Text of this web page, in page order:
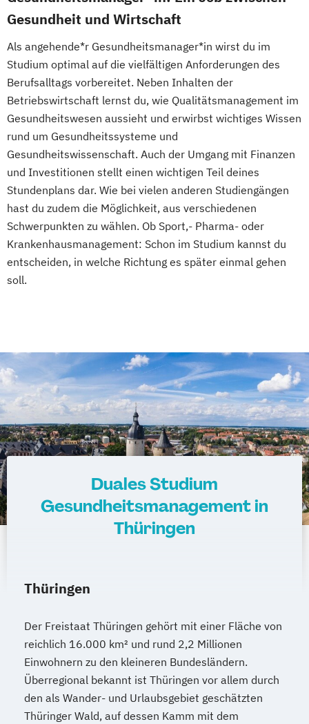
Gesundheit und Wirtschaft
Als angehende*r Gesundheitsmanager*in wirst du im
Studium optimal auf die vielfältigen Anforderungen des
Berufsalltags vorbereitet. Neben Inhalten der
Betriebswirtschaft lernst du, wie Qualitätsmanagement im
Gesundheitswesen aussieht und erwirbst wichtiges Wissen
rund um Gesundheitssysteme und
Gesundheitswissenschaft. Auch der Umgang mit Finanzen
und Investitionen stellt einen wichtigen Teil deines
Stundenplans dar. Wie bei vielen anderen Studiengängen
hast du zudem die Möglichkeit, aus verschiedenen
Schwerpunkten zu wählen. Ob Sport,- Pharma- oder
Krankenhausmanagement: Schon im Studium kannst du
entscheiden, in welche Richtung es später einmal gehen
soll.
Duales Studium
Gesundheitsmanagement in
Thüringen
Thüringen
Der Freistaat Thüringen gehört mit einer Fläche von
reichlich 16.000 km² und rund 2,2 Millionen
Einwohnern zu den kleineren Bundesländern.
Überregional bekannt ist Thüringen vor allem durch
den als Wander- und Urlaubsgebiet geschätzten
Thüringer Wald, auf dessen Kamm mit dem